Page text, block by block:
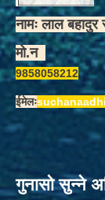
नामः लाल बहादुर
मो.न
9858058212
ईमेलः
गुनासो सुन्ने